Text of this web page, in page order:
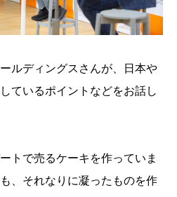
ルディングスさんが、日本や
ているポイントなどをお話し
トで売るケーキを作っていま
、それなりに凝ったものを作